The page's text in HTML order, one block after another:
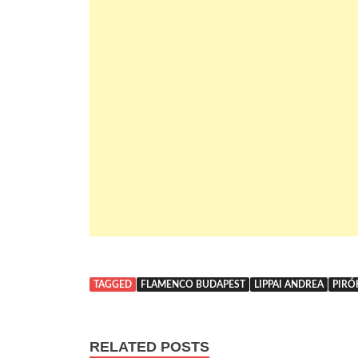
TAGGED FLAMENCO BUDAPEST LIPPAI ANDREA
RELATED POSTS